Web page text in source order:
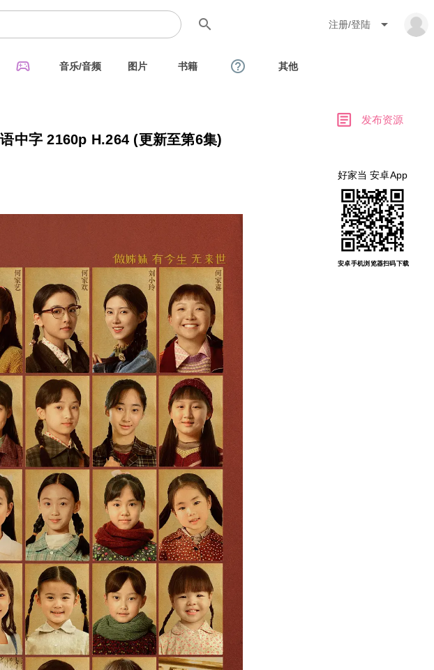
search 注册/登陆 arrow_drop_down
sports_esports 音乐/音频 图片 书籍 help_outline 其他
中字 2160p H.264 (更新至第6集)
article 发布资源
好家当 安卓App
安卓手机浏览器扫码下载